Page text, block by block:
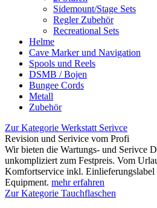
Sidemount/Stage Sets
Regler Zubehör
Recreational Sets
Helme
Cave Marker und Navigation
Spools und Reels
DSMB / Bojen
Bungee Cords
Metall
Zubehör
Zur Kategorie Werkstatt Serivce
Revision und Serivice vom Profi
Wir bieten die Wartungs- und Serivce
unkompliziert zum Festpreis. Vom
Komfortservice inkl.
Equipment. mehr erfahren
Zur Kategorie Tauchflaschen